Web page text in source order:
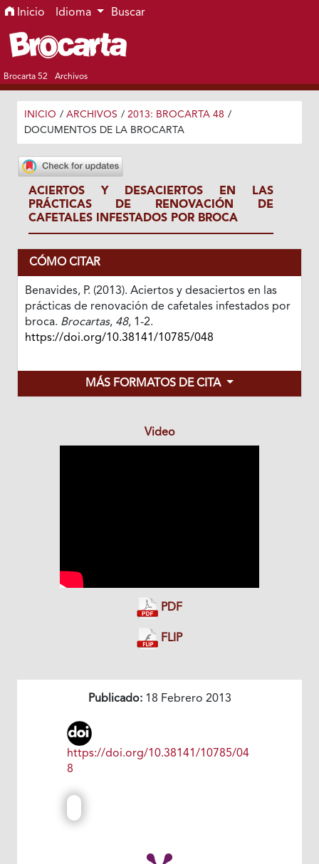
Ir al menú de navegación principal
Ir al contenido principal
Ir al pie de página del sitio
Inicio Idioma Buscar
Brocarta 52 Archivos
INICIO / ARCHIVOS / 2013: BROCARTA 48 /
DOCUMENTOS DE LA BROCARTA
ACIERTOS Y DESACIERTOS EN LAS
PRÁCTICAS DE RENOVACIÓN DE
CAFETALES INFESTADOS POR BROCA
CÓMO CITAR
Benavides, P. (2013). Aciertos y desaciertos en las
prácticas de renovación de cafetales infestados por
broca. Brocartas, 48, 1-2.
https://doi.org/10.38141/10785/048
MÁS FORMATOS DE CITA
Video
PDF
FLIP
Publicado:18 Febrero 2013
https://doi.org/10.38141/10785/04
8